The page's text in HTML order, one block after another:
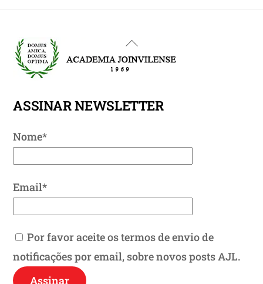
Back
To
ASSINAR NEWSLETTER
Nome*
Email*
Por favor aceite os termos de envio de
notificações por email, sobre novos posts AJL.